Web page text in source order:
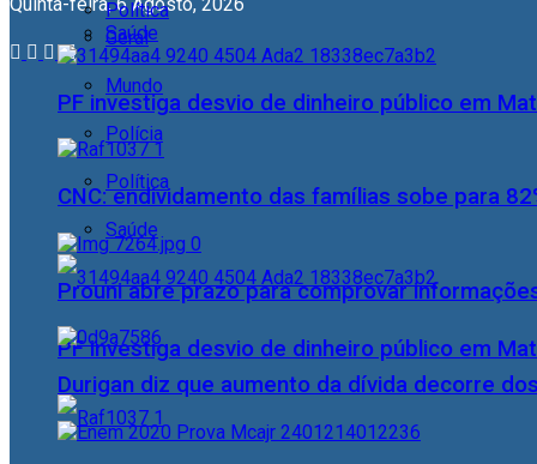
Geral
Mundo
Polícia
Política
Saúde
PF investiga desvio de dinheiro público em
Política
Saúde
PF investiga desvio de dinheiro público em
CNC: endividamento das famílias sobe para
Prouni abre prazo para comprovar
Durigan diz que aumento da dívida decorre